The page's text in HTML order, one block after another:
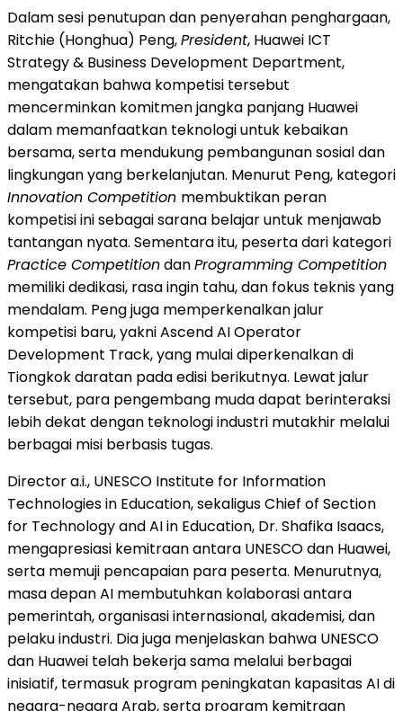
Dalam sesi penutupan dan penyerahan penghargaan,
Ritchie (Honghua) Peng,President, Huawei ICT
Strategy & Business Development Department,
mengatakan bahwa kompetisi tersebut
mencerminkan komitmen jangka panjang Huawei
dalam memanfaatkan teknologi untuk kebaikan
bersama, serta mendukung pembangunan sosial dan
lingkungan yang berkelanjutan. Menurut Peng, kategori
Innovation Competition membuktikan peran
kompetisi ini sebagai sarana belajar untuk menjawab
tantangan nyata. Sementara itu, peserta dari kategori
Practice CompetitiondanProgramming Competition
memiliki dedikasi, rasa ingin tahu, dan fokus teknis yang
mendalam. Peng juga memperkenalkan jalur
kompetisi baru, yakni Ascend AI Operator
Development Track, yang mulai diperkenalkan di
Tiongkok daratan pada edisi berikutnya. Lewat jalur
tersebut, para pengembang muda dapat berinteraksi
lebih dekat dengan teknologi industri mutakhir melalui
berbagai misi berbasis tugas.
Director a.i., UNESCO Institute for Information
Technologies in Education, sekaligus Chief of Section
for Technology and AI in Education, Dr. Shafika Isaacs,
mengapresiasi kemitraan antara UNESCO dan Huawei,
serta memuji pencapaian para peserta. Menurutnya,
masa depan AI membutuhkan kolaborasi antara
pemerintah, organisasi internasional, akademisi, dan
pelaku industri. Dia juga menjelaskan bahwa UNESCO
dan Huawei telah bekerja sama melalui berbagai
inisiatif, termasuk program peningkatan kapasitas AI di
negara-negara Arab, serta program kemitraan